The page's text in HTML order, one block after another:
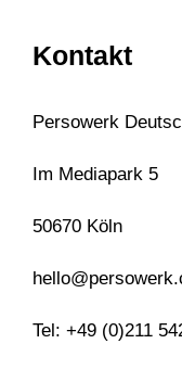
Kontakt
Persowerk
Im Mediapark 5
50670 Köln
Tel: +49 (0)211